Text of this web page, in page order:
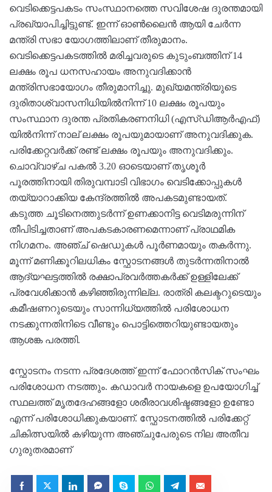
വെടിക്കെട്ടപകടം സംസ്ഥാനത്തെ സവിശേഷ ദുരന്തമായി
പ്രഖ്യാപിച്ചിട്ടുണ്ട്. ഇന്ന് ഓൺലൈൻ ആയി ചേർന്ന
മന്ത്രി സഭാ യോഗത്തിലാണ് തീരുമാനം.
വെടിക്കെട്ടപകടത്തിൽ മരിച്ചവരുടെ കുടുംബത്തിന് 14
ലക്ഷം രൂപ ധനസഹായം അനുവദിക്കാൻ
മന്ത്രിസഭായോഗം തീരുമാനിച്ചു. മുഖ്യമന്ത്രിയുടെ
ദുരിതാശ്വാസനിധിയിൽനിന്ന് 10 ലക്ഷം രൂപയും
സംസ്ഥാന ദുരന്ത പ്രതികരണനിധി (എസ്‌ഡിആർഎഫ്)
യിൽനിന്ന് നാല് ലക്ഷം രൂപയുമായാണ് അനുവദിക്കുക.
പരിക്കേറ്റവർക്ക് രണ്ട് ലക്ഷം രൂപയും അനുവദിക്കും.
ചൊവ്വാഴ്ച‌ പകൽ 3.20 ഓടെയാണ് തൃശൂർ
പൂരത്തിനായി തിരുവമ്പാടി വിഭാഗം വെടിക്കോപ്പുകൾ
തയ്യാറാക്കിയ കേന്ദ്രത്തിൽ അപകടമുണ്ടായത്.
കടുത്ത ചൂടിനെത്തുടർന്ന് ഉണക്കാനിട്ട വെടിമരുന്നിന്
തീപിടിച്ചതാണ് അപകടകാരണമെന്നാണ് പ്രാഥമിക
നിഗമനം. അഞ്ച് ഷെഡുകൾ പൂർണമായും തകർന്നു.
മൂന്ന് മണിക്കൂറിലധികം സ്ഫോടനങ്ങൾ തുടർന്നതിനാൽ
ആദ്യഘട്ടത്തിൽ രക്ഷാപ്രവർത്തകർക്ക് ഉള്ളിലേക്ക്
പ്രവേശിക്കാൻ കഴിഞ്ഞിരുന്നില്ല. രാത്രി കലക്ടറുടെയും
കമീഷണറുടെയും സാന്നിധ്യത്തിൽ പരിശോധന
നടക്കുന്നതിനിടെ വീണ്ടും പൊട്ടിത്തെറിയുണ്ടായതും
ആശങ്ക പരത്തി.
സ്ഫോടനം നടന്ന പ്രദേശത്ത് ഇന്ന് ഫോറൻസിക് സംഘം
പരിശോധന നടത്തും. കഡാവർ നായകളെ ഉപയോഗിച്ച്
സ്ഥലത്ത് മൃതദേഹങ്ങളോ ശരീരാവശിഷ്ടങ്ങളോ ഉണ്ടോ
എന്ന് പരിശോധിക്കുകയാണ്. സ്ഫോടനത്തിൽ പരിക്കേറ്റ്
ചികിത്സയിൽ കഴിയുന്ന അഞ്ചുപേരുടെ നില അതീവ
ഗുരുതരമാണ്